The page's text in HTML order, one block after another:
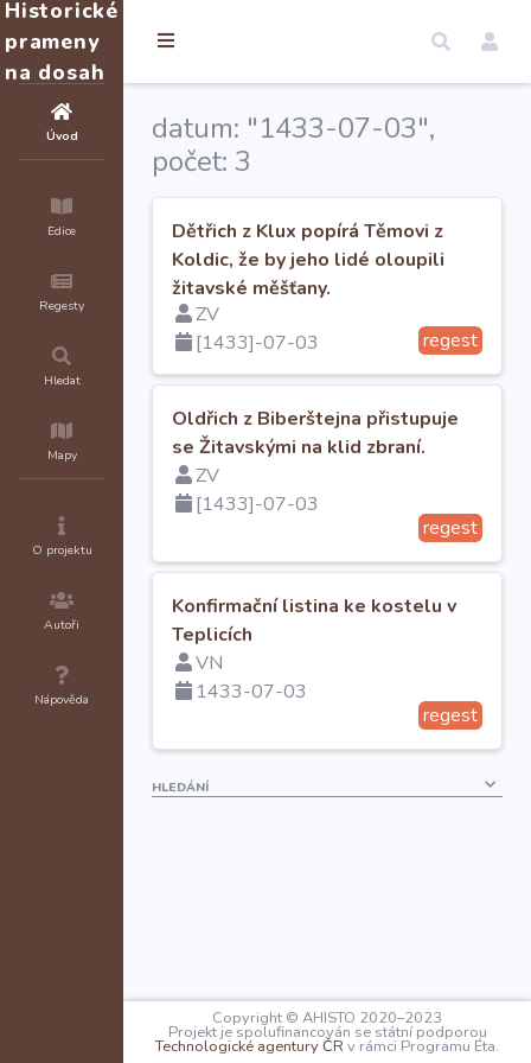
Historické
prameny
na dosah
Úvod
Edice
Regesty
Hledat
Mapy
O projektu
Autoři
Nápověda
datum: "1433-07-03",
počet: 3
Dětřich z Klux popírá Těmovi z
Koldic, že by jeho lidé oloupili
žitavské měšťany.
ZV
[1433]-07-03
regest
Oldřich z Biberštejna přistupuje
se Žitavskými na klid zbraní.
ZV
[1433]-07-03
regest
Konfirmační listina ke kostelu v
Teplicích
VN
1433-07-03
regest
HLEDÁNÍ
Copyright © AHISTO 2020–2023
Projekt je spolufinancován se státní podporou
Technologické agentury ČR v rámci Programu Éta.